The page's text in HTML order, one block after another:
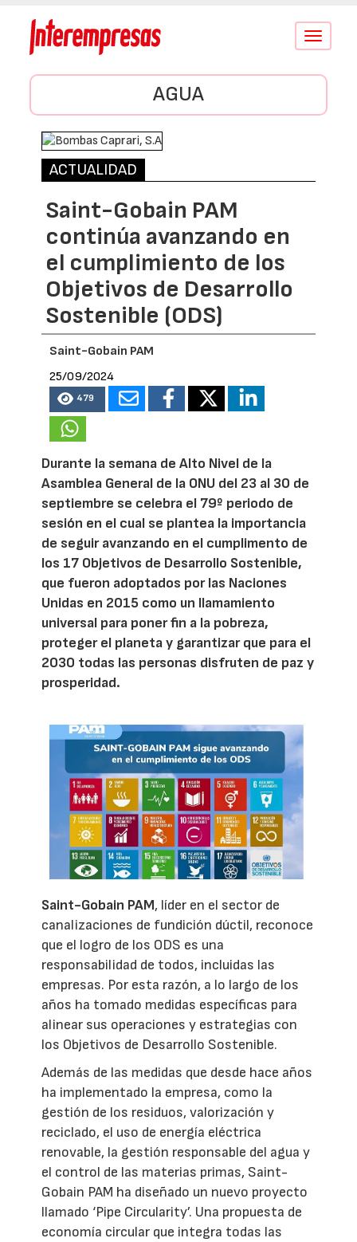
Conmutar
AGUA
ACTUALIDAD
Saint-Gobain PAM
continúa avanzando en
el cumplimiento de los
Objetivos de Desarrollo
Sostenible (ODS)
Saint-Gobain PAM
25/09/2024
479
Durante la semana de Alto Nivel de la
Asamblea General de la ONU del 23 al 30 de
septiembre se celebra el 79º periodo de
sesión en el cual se plantea la importancia
de seguir avanzando en el cumplimento de
los 17 Objetivos de Desarrollo Sostenible,
que fueron adoptados por las Naciones
Unidas en 2015 como un llamamiento
universal para poner fin a la pobreza,
proteger el planeta y garantizar que para el
2030 todas las personas disfruten de paz y
prosperidad.
Saint-Gobain PAM, líder en el sector de
canalizaciones de fundición dúctil, reconoce
que el logro de los ODS es una
responsabilidad de todos, incluidas las
empresas. Por esta razón, a lo largo de los
años ha tomado medidas específicas para
alinear sus operaciones y estrategias con
los Objetivos de Desarrollo Sostenible.
Además de las medidas que desde hace años
ha implementado la empresa, como la
gestión de los residuos, valorización y
reciclado, el uso de energía eléctrica
renovable, la gestión responsable del agua y
el control de las materias primas, Saint-
Gobain PAM ha diseñado un nuevo proyecto
llamado ‘Pipe Circularity’. Una propuesta de
economía circular que integra todas las